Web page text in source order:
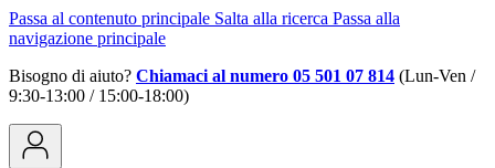
Passa al contenuto principale Salta alla ricerca Passa alla
navigazione principale
Bisogno di aiuto? Chiamaci al numero 05 501 07 814 (Lun-Ven /
9:30-13:00 / 15:00-18:00)